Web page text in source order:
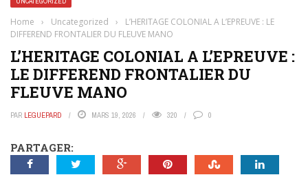
Home › Uncategorized ›
L’HERITAGE COLONIAL A L’EPREUVE : LE
DIFFEREND FRONTALIER DU FLEUVE MANO
L’HERITAGE COLONIAL A L’EPREUVE :
LE DIFFEREND FRONTALIER DU
FLEUVE MANO
PAR LEGUEPARD MARS 19, 2026 320 0
PARTAGER: